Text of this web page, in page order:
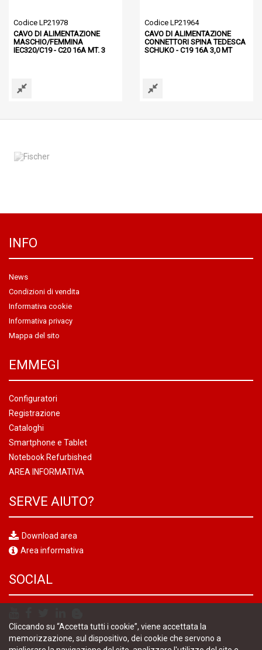
Codice LP21978
CAVO DI ALIMENTAZIONE
MASCHIO/FEMMINA
IEC320/C19 - C20 16A MT. 3
Codice LP21964
CAVO DI ALIMENTAZIONE
CONNETTORI SPINA TEDESCA
SCHUKO - C19 16A 3,0 MT
INFO
News
Condizioni di vendita
Informativa cookie
Informativa privacy
Mappa del sito
EMMEGI
Configuratori
Registrazione
Cataloghi
Smartphone e Tablet
Notebook Refurbished
AREA INFORMATIVA
SERVE AIUTO?
Download area
Area informativa
SOCIAL
Cliccando su “Accetta tutti i cookie”, viene accettata la
memorizzazione, sul dispositivo, dei cookie che servono a